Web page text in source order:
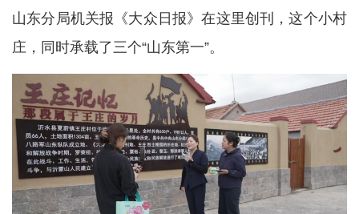
山东分局机关报《大众日报》在这里创刊，这个小村
庄，同时承载了三个“山东第一”。